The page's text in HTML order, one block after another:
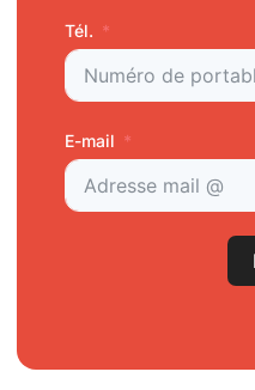
Tél.
E-mail